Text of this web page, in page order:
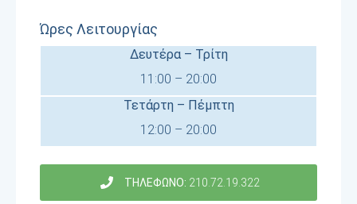
Ώρες Λειτουργίας
Δευτέρα – Τρίτη
11:00 – 20:00
Τετάρτη – Πέμπτη
12:00 – 20:00
ΤΗΛΕΦΩΝΟ: 210.72.19.322